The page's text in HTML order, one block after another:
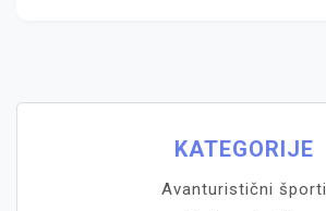
KATEGORIJE
Avanturistični športi